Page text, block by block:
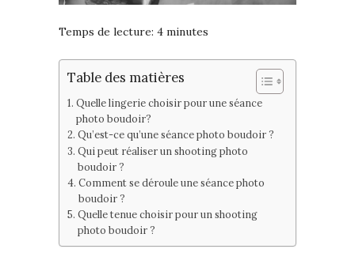
Temps de lecture: 4 minutes
Table des matières
Quelle lingerie choisir pour une séance
photo boudoir?
Qu’est-ce qu’une séance photo boudoir ?
Qui peut réaliser un shooting photo
boudoir ?
Comment se déroule une séance photo
boudoir ?
Quelle tenue choisir pour un shooting
photo boudoir ?